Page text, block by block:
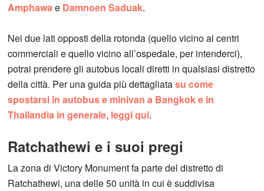
Amphawae Damnoen Saduak.
Nei due lati opposti della rotonda (quello vicino ai centri
commerciali e quello vicino all’ospedale, per intenderci),
potrai prendere gli autobus locali diretti in qualsiasi distretto
della città. Per una guida più dettagliatasu come
spostarsi in autobus e minivan a Bangkok e in
Thailandia in generale, leggi qui.
Ratchathewi e i suoi pregi
La zona di Victory Monument fa parte del distretto di
Ratchathewi, una delle 50 unità in cui è suddivisa